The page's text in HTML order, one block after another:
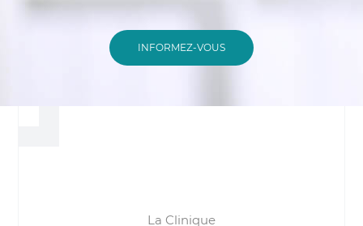
INFORMEZ-VOUS
La Clinique